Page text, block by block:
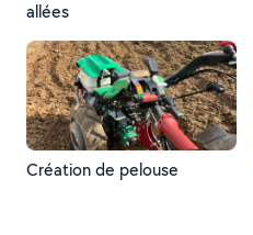
allées
Création de pelouse